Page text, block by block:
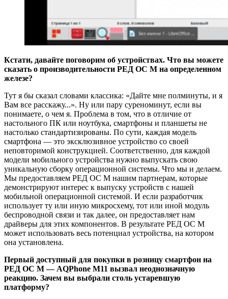
Кстати, давайте поговорим об устройствах. Что вы можете
сказать о производительности РЕД ОС М на определенном
железе?
Тут я бы сказал словами классика: «Дайте мне полминуты, и я
Вам все расскажу...». Ну или пару суреноминут, если вы
понимаете, о чем я. Проблема в том, что в отличие от
настольного ПК или ноутбука, смартфоны и планшеты не
настолько стандартизированы. По сути, каждая модель
смартфона — это эксклюзивное устройство со своей
неповторимой конструкцией. Соответственно, для каждой
модели мобильного устройства нужно выпускать свою
уникальную сборку операционной системы. Что мы и делаем.
Мы предоставляем РЕД ОС М нашим партнерам, которые
демонстрируют интерес к выпуску устройств с нашей
мобильной операционной системой. И если разработчик
использует ту или иную микросхему, тот или иной модуль
беспроводной связи и так далее, он предоставляет нам
драйверы для этих компонентов. В результате РЕД ОС М
может использовать весь потенциал устройства, на котором
она установлена.
Первый доступный для покупки в розницу смартфон на
РЕД ОС М — AQPhone M11 вызвал неоднозначную
реакцию. Зачем вы выбрали столь устаревшую
платформу?